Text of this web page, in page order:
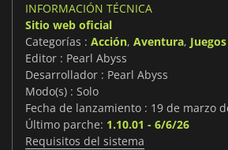
INFORMACIÓN TÉCNICA
Sitio web oficial
Categorías : Acción, Aventura,
Editor : Pearl Abyss
Desarrollador : Pearl Abyss
Modo(s) : Solo
Fecha de lanzamiento : 19 de marzo
Último parche: 1.10.01 - 6/6/26
Requisitos del sistema